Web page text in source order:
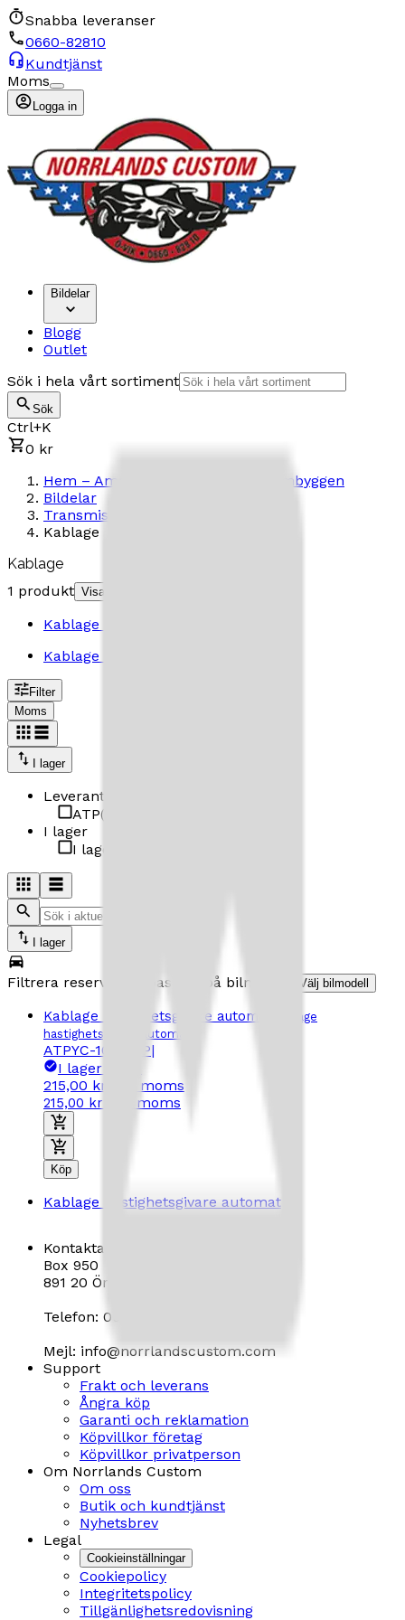
Snabba leveranser
0660-82810
Kundtjänst
Moms
Logga in
Bildelar
Blogg
Outlet
Sök i hela vårt sortiment
Sök
Ctrl+K
0 kr
Hem – Amerikanska Bilar & Custombyggen
Bildelar
Transmission
Kablage
Kablage
1 produkt Visa underkategorier
Kablage hastighetsgivare automat
Kablage hastighetsgivare automat
Filter
Moms
I lager
Leverantör
ATP(
I lager
I lager
I lager
Filtrera reservdelar baserat på bilmodell Välj bilmodell
Kablage hastighetsgivare automat
Kablage
hastighetsgivare automat
ATPYC-100 ATP|
I lager
215,00 kr
inkl. moms
215,00 kr inkl. moms
Köp
Kablage hastighetsgivare automat
Kontakta oss
Box 950
891 20 Örnsköldsvik
Telefon: 0660 - 828 10
Mejl: info@norrlandscustom.com
Support
Frakt och leverans
Ångra köp
Garanti och reklamation
Köpvillkor företag
Köpvillkor privatperson
Om Norrlands Custom
Om oss
Butik och kundtjänst
Nyhetsbrev
Legal
Cookieinställningar
Cookiepolicy
Integritetspolicy
Tillgänlighetsredovisning